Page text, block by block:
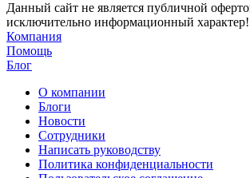
Данный сайт не является публичной
исключительно информационный характер!
Компания
Помощь
Блог
О компании
Блоги
Новости
Сотрудники
Написать руководству
Политика конфиденциальности